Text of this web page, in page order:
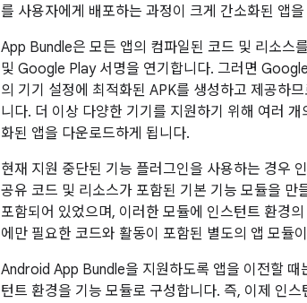
를 사용자에게 배포하는 과정이 크게 간소화된 앱
App Bundle은 모든 앱의 컴파일된 코드 및 리소스
및 Google Play 서명을 연기합니다. 그러면
의 기기 설정에 최적화된 APK를 생성하고 제공하
니다. 더 이상 다양한 기기를 지원하기 위해 여러
화된 앱을 다운로드하게 됩니다.
현재 지원 중단된 기능 플러그인을 사용하는 경우
공유 코드 및 리소스가 포함된 기본 기능 모듈을 만
포함되어 있었으며, 이러한 모듈에 인스턴트 환경
에만 필요한 코드와 활동이 포함된 별도의 앱 모듈
Android App Bundle을 지원하도록 앱을 이전할
턴트 환경을 기능 모듈로 구성합니다. 즉, 이제 인